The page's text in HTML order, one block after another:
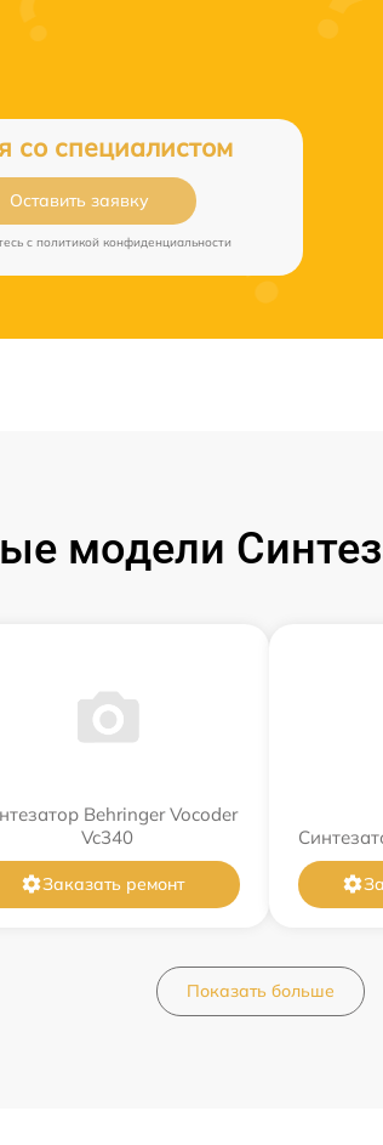
со специалистом
Оставить заявку
c политикой конфиденциальности
модели
Behringer Vocoder
Vc340
Заказать ремонт
Показать больше